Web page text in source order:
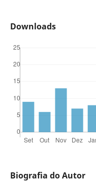
Downloads
Biografia do Autor